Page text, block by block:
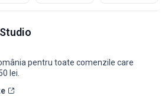
pentru toate comenzile care
lei.